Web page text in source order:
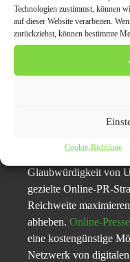
Technologien zustimmst, können
auf dieser Website verarbeiten.
zurückziehst, können bestimmte
Cookie-Richtlinie
Über CarPR: CarPR
Dienstleistungen für
Unternehmen dabei,
gezielte
entscheidende Rolle,
Glaubwürdigkeit von
gezielte Online-PR-
Reichweite
abheben. Online-
eine kostengünstige
Netzwerk von